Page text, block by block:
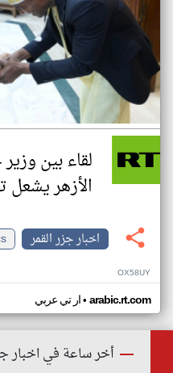
لقاء بين
الأزهر يشعل
اخبار جزر القمر
OX58UY
ار تي عربي• arabic.rt.com
أخر ساعة في اخبار